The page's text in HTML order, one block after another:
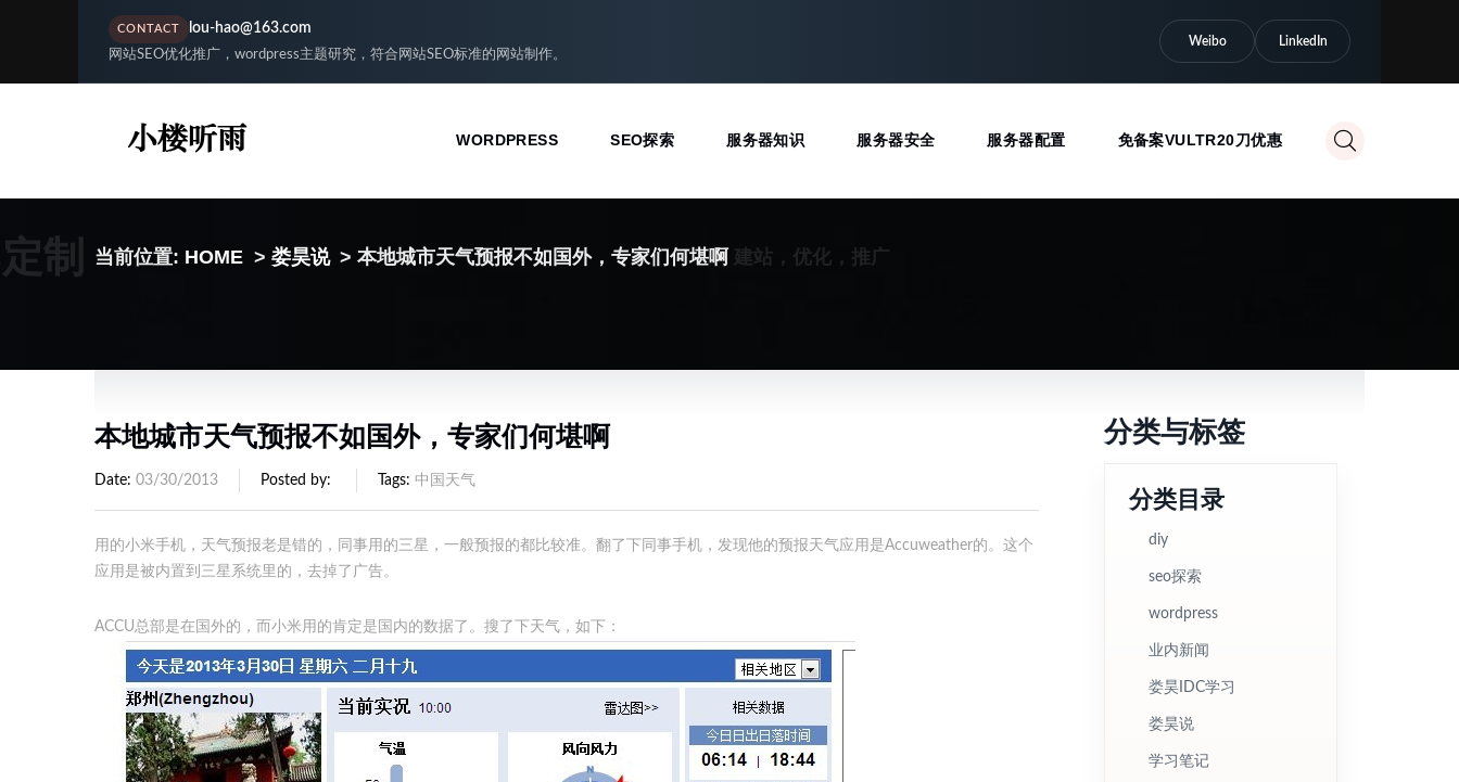
CONTACT lou-hao@163.com
网站SEO优化推广，wordpress主题研究，符合网站SEO标准的网站制作。
Weibo LinkedIn
WORDPRESS SEO探索 服务器知识 服务器安全 服务器配置 免备案VULTR20刀优惠
制 当前位置: HOME > 娄昊说 > 本地城市天气预报不如国外，专家们何堪啊 建站，优化，推广
本地城市天气预报不如国外，专家们何堪啊
Date 03/30/2013 Posted by Tags 中国天气
用的小米手机，天气预报老是错的，同事用的三星，一般预报的都比较准。翻了下同事手机，发现他的预报天气应用是Accuweather的。这个
应用是被内置到三星系统里的，去掉了广告。
ACCU总部是在国外的，而小米用的肯定是国内的数据了。搜了下天气，如下：
分类与标签
分类目录
diy
seo探索
wordpress
业内新闻
娄昊IDC学习
娄昊说
学习笔记